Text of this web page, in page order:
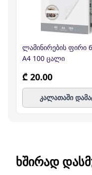
ლამინირების ფირი
A4 100 ცალი
₾ 20.00
კალათაში
ᲮᲨᲘᲠᲐᲓ